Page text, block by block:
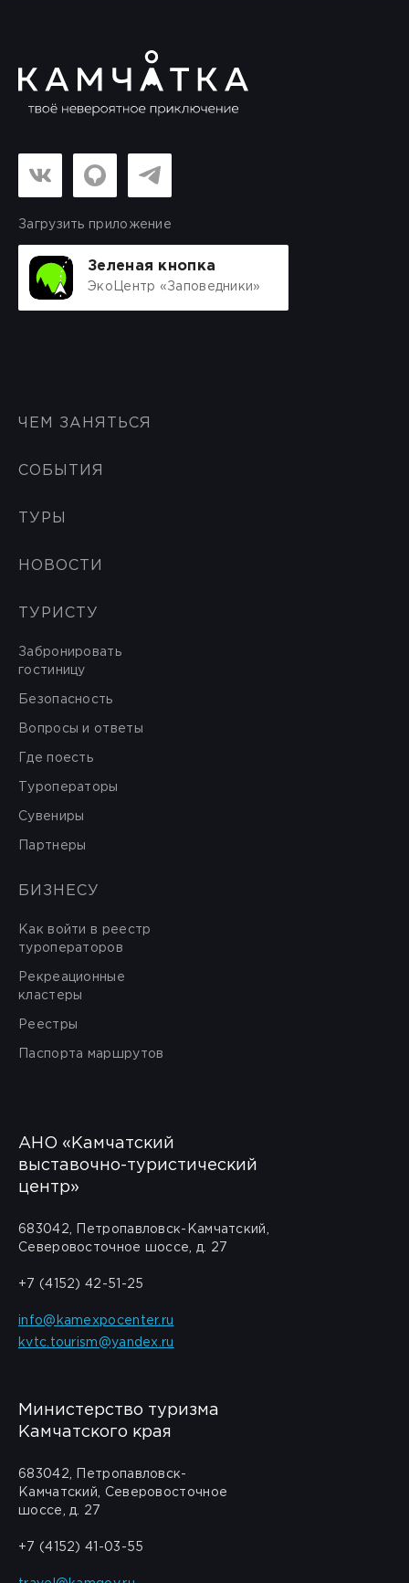
Загрузить приложение
Зеленая кнопка
ЭкоЦентр «Заповедники»
ЧЕМ ЗАНЯТЬСЯ
СОБЫТИЯ
ТУРЫ
НОВОСТИ
ТУРИСТУ
Забронировать
гостиницу
Безопасность
Вопросы и ответы
Где поесть
Туроператоры
Сувениры
Партнеры
БИЗНЕСУ
Как войти в реестр
туроператоров
Рекреационные
кластеры
Реестры
Паспорта маршрутов
АНО «Камчатский
выставочно-туристический
центр»
683042, Петропавловск-Камчатский,
Северовосточное шоссе, д. 27
+7 (4152) 42-51-25
info@kamexpocenter.ru
kvtc.tourism@yandex.ru
Министерство туризма
Камчатского края
683042, Петропавловск-
Камчатский, Северовосточное
шоссе, д. 27
+7 (4152) 41-03-55